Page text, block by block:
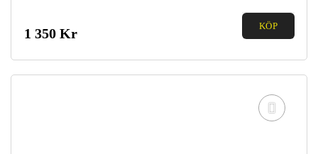
0.00
5
1 350 Kr KÖP